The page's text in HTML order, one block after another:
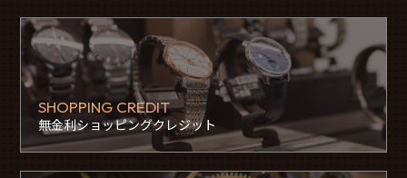
SHOPPING CREDIT
無金利ショッピングクレジット